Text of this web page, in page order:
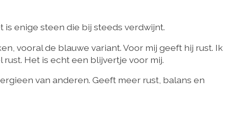
enige steen die bij steeds verdwijnt.
vooral de blauwe variant. Voor mij geeft hij rust. Ik
Het is echt een blijvertje voor mij.
van anderen. Geeft meer rust, balans en